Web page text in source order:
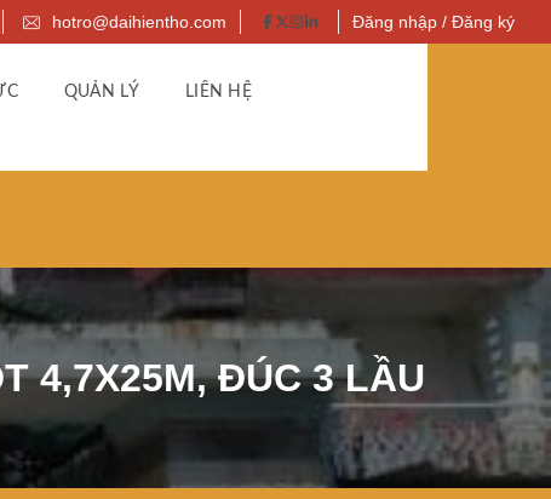
hotro@daihientho.com Đăng nhập / Đăng ký
QUẢN LÝ LIÊN HỆ
4,7X25M, ĐÚC 3 LẦU